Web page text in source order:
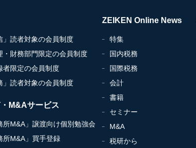
」読者対象の会員制度
・財務部門限定の会員制度
者限定の会員制度
」読者対象の会員制度
M&Aサービス
所M&A」譲渡向け個別勉強会
所M&A」買手登録
ZEIKEN Online News
特集
国内税務
国際税務
会計
書籍
セミナー
M&A
税研から